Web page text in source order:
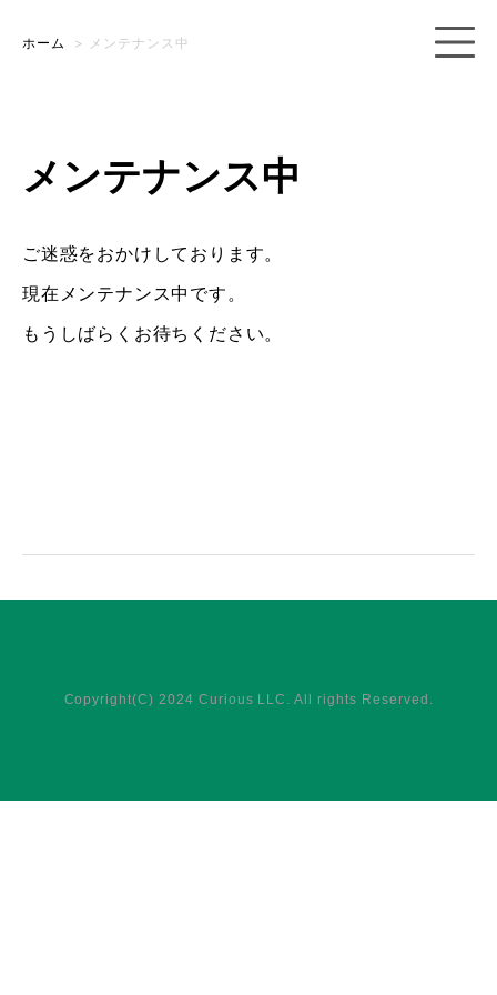
ホーム > メンテナンス中
メンテナンス中
ご迷惑をおかけしております。
現在メンテナンス中です。
もうしばらくお待ちください。
Copyright(C) 2024 Curious LLC. All rights Reserved.